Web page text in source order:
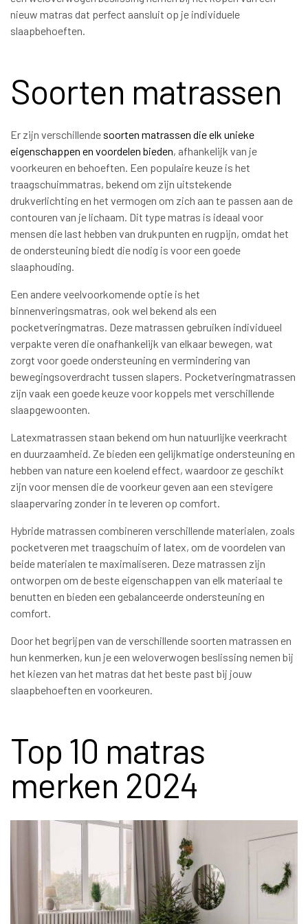
nieuw matras dat perfect aansluit op je individuele
slaapbehoeften.
Soorten matrassen
Er zijn verschillende soorten matrassen die elk unieke
eigenschappen en voordelen bieden, afhankelijk van je
voorkeuren en behoeften. Een populaire keuze is het
traagschuimmatras, bekend om zijn uitstekende
drukverlichting en het vermogen om zich aan te passen aan de
contouren van je lichaam. Dit type matras is ideaal voor
mensen die last hebben van drukpunten en rugpijn, omdat het
de ondersteuning biedt die nodig is voor een goede
slaaphouding.
Een andere veelvoorkomende optie is het
binnenveringsmatras, ook wel bekend als een
pocketveringmatras. Deze matrassen gebruiken individueel
verpakte veren die onafhankelijk van elkaar bewegen, wat
zorgt voor goede ondersteuning en vermindering van
bewegingsoverdracht tussen slapers. Pocketveringmatrassen
zijn vaak een goede keuze voor koppels met verschillende
slaapgewoonten.
Latexmatrassen staan bekend om hun natuurlijke veerkracht
en duurzaamheid. Ze bieden een gelijkmatige ondersteuning en
hebben van nature een koelend effect, waardoor ze geschikt
zijn voor mensen die de voorkeur geven aan een stevigere
slaapervaring zonder in te leveren op comfort.
Hybride matrassen combineren verschillende materialen, zoals
pocketveren met traagschuim of latex, om de voordelen van
beide materialen te maximaliseren. Deze matrassen zijn
ontworpen om de beste eigenschappen van elk materiaal te
benutten en bieden een gebalanceerde ondersteuning en
comfort.
Door het begrijpen van de verschillende soorten matrassen en
hun kenmerken, kun je een weloverwogen beslissing nemen bij
het kiezen van het matras dat het beste past bij jouw
slaapbehoeften en voorkeuren.
Top 10 matras
merken 2024